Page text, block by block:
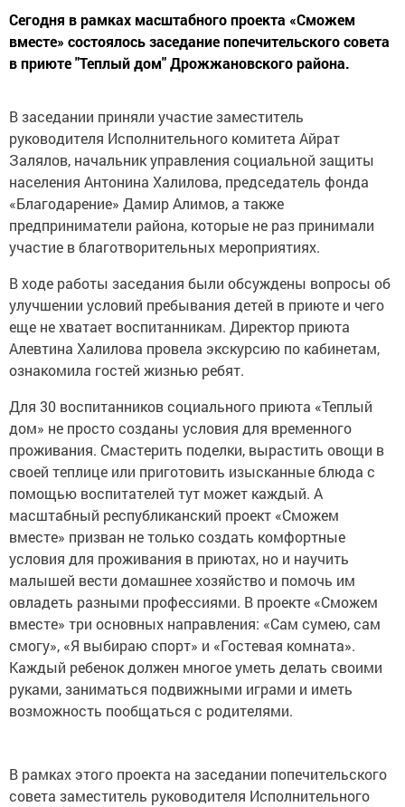
Сегодня в рамках масштабного проекта «Сможем
вместе» состоялось заседание попечительского совета
в приюте "Теплый дом" Дрожжановского района.
В заседании приняли участие заместитель
руководителя Исполнительного комитета Айрат
Залялов, начальник управления социальной защиты
населения Антонина Халилова, председатель фонда
«Благодарение» Дамир Алимов, а также
предприниматели района, которые не раз принимали
участие в благотворительных мероприятиях.
В ходе работы заседания были обсуждены вопросы об
улучшении условий пребывания детей в приюте и чего
еще не хватает воспитанникам. Директор приюта
Алевтина Халилова провела экскурсию по кабинетам,
ознакомила гостей жизнью ребят.
Для 30 воспитанников социального приюта «Теплый
дом» не просто созданы условия для временного
проживания. Смастерить поделки, вырастить овощи в
своей теплице или приготовить изысканные блюда с
помощью воспитателей тут может каждый. А
масштабный республиканский проект «Сможем
вместе» призван не только создать комфортные
условия для проживания в приютах, но и научить
малышей вести домашнее хозяйство и помочь им
овладеть разными профессиями. В проекте «Сможем
вместе» три основных направления: «Сам сумею, сам
смогу», «Я выбираю спорт» и «Гостевая комната».
Каждый ребенок должен многое уметь делать своими
руками, заниматься подвижными играми и иметь
возможность пообщаться с родителями.
В рамках этого проекта на заседании попечительского
совета заместитель руководителя Исполнительного